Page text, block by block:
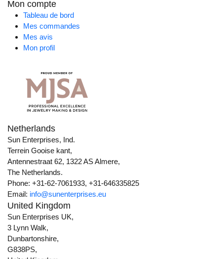
Mon compte
Tableau de bord
Mes commandes
Mes avis
Mon profil
Netherlands
Sun Enterprises, Ind.
Terrein Gooise kant,
Antennestraat 62, 1322 AS Almere,
The Netherlands.
Phone: +31-62-7061933, +31-646335825
Email: info@sunenterprises.eu
United Kingdom
Sun Enterprises UK,
3 Lynn Walk,
Dunbartonshire,
G838PS,